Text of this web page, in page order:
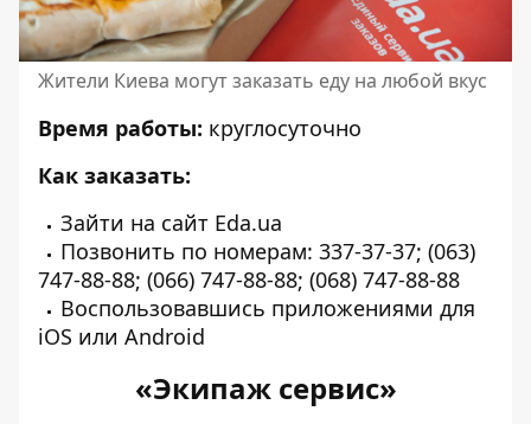
Жители Киева могут заказать еду на любой вкус
Время работы: круглосуточно
Как заказать:
Зайти на сайт Eda.ua
Позвонить по номерам: 337-37-37; (063)
747-88-88; (066) 747-88-88; (068) 747-88-88
Воспользовавшись приложениями для
iOS или Android
«Экипаж сервис»